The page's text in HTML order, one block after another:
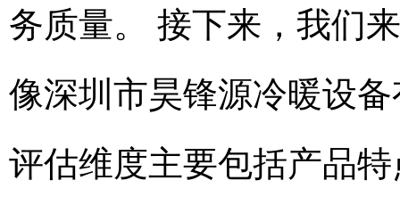
务质量。 接下来，我们
像深圳市昊锋源冷暖设
评估维度主要包括产品